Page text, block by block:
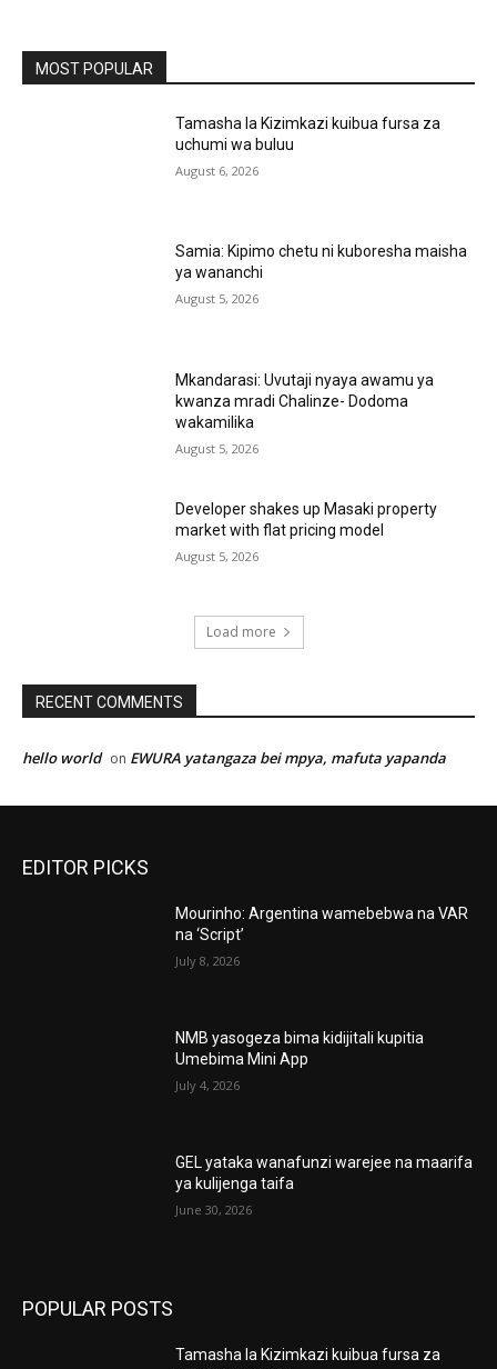
MOST POPULAR
Tamasha la Kizimkazi kuibua fursa za
uchumi wa buluu
August 6, 2026
Samia: Kipimo chetu ni kuboresha maisha
ya wananchi
August 5, 2026
Mkandarasi: Uvutaji nyaya awamu ya
kwanza mradi Chalinze- Dodoma
wakamilika
August 5, 2026
Developer shakes up Masaki property
market with flat pricing model
August 5, 2026
Load more
RECENT COMMENTS
hello world on EWURA yatangaza bei mpya, mafuta yapanda
EDITOR PICKS
Mourinho: Argentina wamebebwa na VAR
na ‘Script’
July 8, 2026
NMB yasogeza bima kidijitali kupitia
Umebima Mini App
July 4, 2026
GEL yataka wanafunzi warejee na maarifa
ya kulijenga taifa
June 30, 2026
POPULAR POSTS
Tamasha la Kizimkazi kuibua fursa za